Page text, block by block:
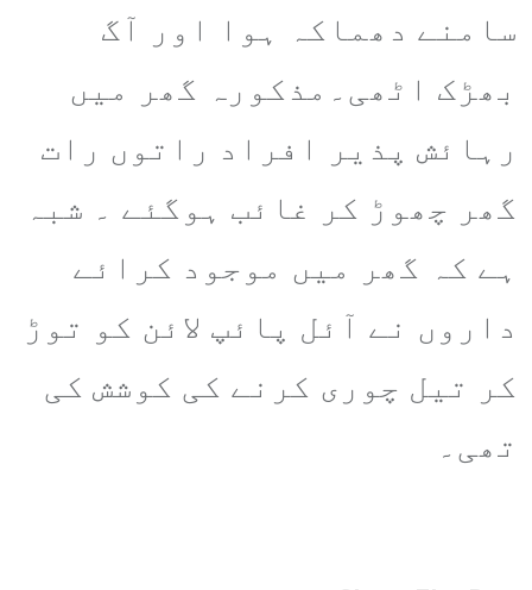
سامنے دھماکہ ہوا اور آگ
بھڑک اٹھی۔مذکورہ گھر میں
رہائش پذیر افراد راتوں رات
گھر چھوڑ کر غائب ہوگئے ۔ شبہ
ہے کہ گھر میں موجود کرائے
داروں نے آئل پائپ لائن کو توڑ
کر تیل چوری کرنے کی کوشش کی
تھی۔